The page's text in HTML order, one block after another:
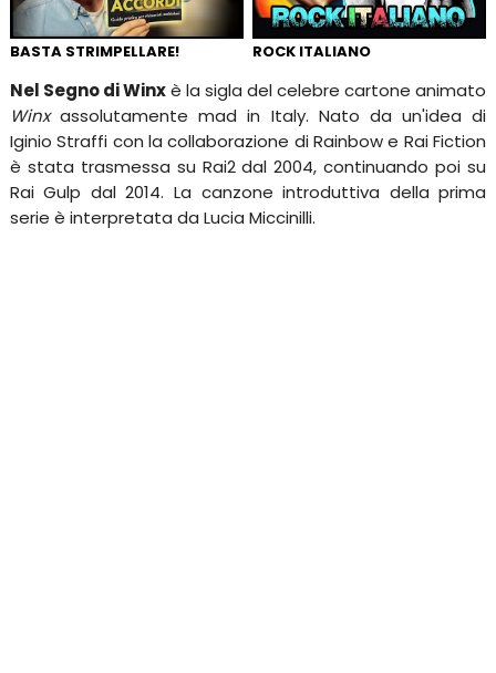
BASTA STRIMPELLARE! ROCK ITALIANO
Nel Segno di Winxè la sigla del celebre cartone animato
Winxassolutamente mad in Italy. Nato da un'idea di
Iginio Straffi con la collaborazione di Rainbow e Rai Fiction
è stata trasmessa su Rai2 dal 2004, continuando poi su
Rai Gulp dal 2014. La canzone introduttiva della prima
serie è interpretata da Lucia Miccinilli.